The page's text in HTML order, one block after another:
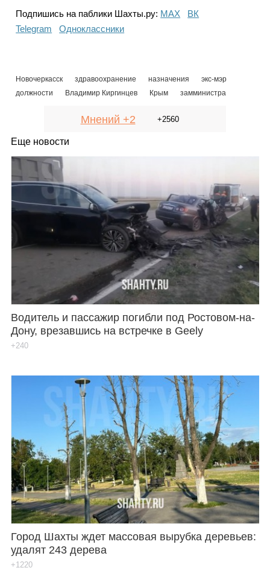
Подпишись на паблики Шахты.ру: МАХ
ВК
Telegram
Одноклассники
Новочеркасск здравоохранение назначения
экс-мэр
должности
Владимир Киргинцев Крым замминистра
Мнений +2 +2560
Еще новости
Водитель и пассажир погибли под Ростовом-на-
Дону, врезавшись на встречке в Geely
+240
Город Шахты ждет массовая вырубка деревьев:
удалят 243 дерева
+1220